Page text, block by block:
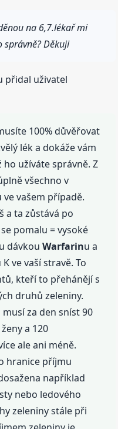
na 6,7.lékař mi
správně? Děkuji
přidal uživatel
100% důvěřovat
lék a dokáže vám
užíváte správně. Z
všechno v
ve vašem případě.
a ta zůstává po
pomalu = vysoké
dávkouWarfarinu a
ve vaší stravě. To
kteří to přehánějí s
druhů zeleniny.
musí za den sníst 90
a 120
ale ani méně.
hranice příjmu
například
nebo ledového
zeleniny stále při